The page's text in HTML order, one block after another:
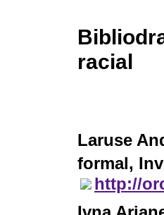
racial
Laruse
formal,
http://